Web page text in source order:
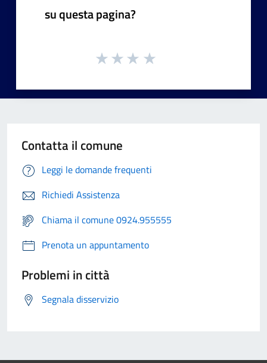
su questa pagina?
Contatta il comune
Leggi le domande frequenti
Richiedi Assistenza
Chiama il comune 0924.955555
Prenota un appuntamento
Problemi in città
Segnala disservizio